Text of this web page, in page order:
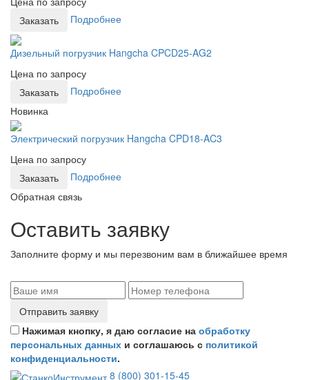
Заказать
Подробнее
Дизельный погрузчик Hangcha CPCD25-AG2
Цена по запросу
Заказать
Подробнее
Новинка
Электрический погрузчик Hangcha CPD18-AC3
Цена по запросу
Заказать
Подробнее
Обратная связь
Оставить заявку
Заполните форму и мы перезвоним вам в ближайшее время
Отправить заявку
Нажимая кнопку, я даю согласие на обработку
персональных данных и соглашаюсь с политикой
конфиденциальности.
8 (800) 301-15-45